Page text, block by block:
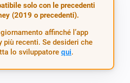
solo con le precedenti
(2019 o precedenti).
affinché l’app
recenti. Se desideri che
lo sviluppatore qui.